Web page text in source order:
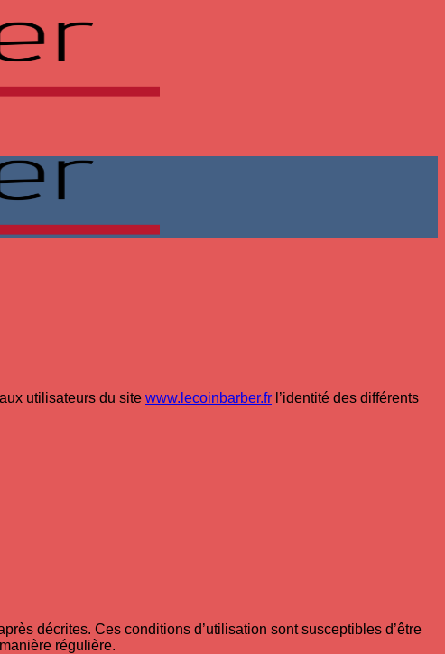
utilisateurs du site www.lecoinbarber.fr l’identité des différents
décrites. Ces conditions d’utilisation sont susceptibles d’être
régulière.